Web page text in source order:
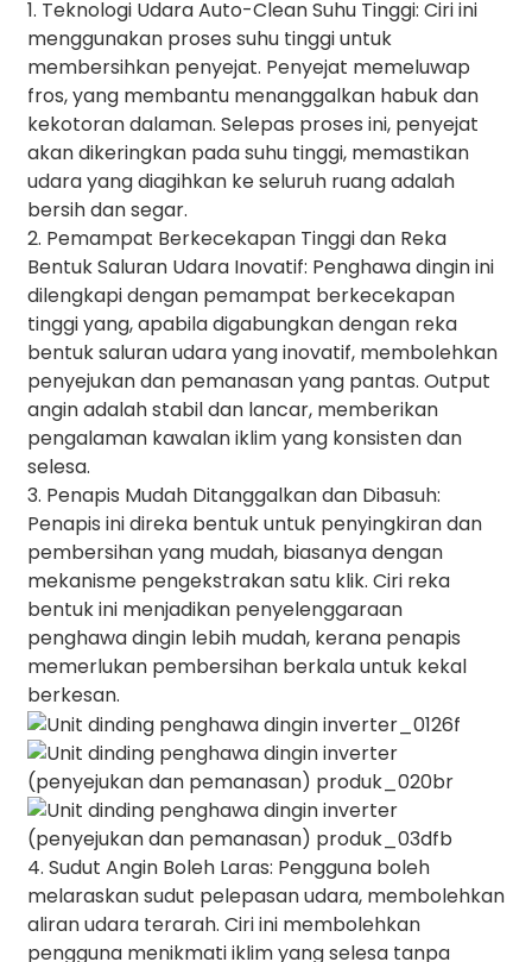
1. Teknologi Udara Auto-Clean Suhu Tinggi: Ciri ini
menggunakan proses suhu tinggi untuk
membersihkan penyejat. Penyejat memeluwap
fros, yang membantu menanggalkan habuk dan
kekotoran dalaman. Selepas proses ini, penyejat
akan dikeringkan pada suhu tinggi, memastikan
udara yang diagihkan ke seluruh ruang adalah
bersih dan segar.
2. Pemampat Berkecekapan Tinggi dan Reka
Bentuk Saluran Udara Inovatif: Penghawa dingin ini
dilengkapi dengan pemampat berkecekapan
tinggi yang, apabila digabungkan dengan reka
bentuk saluran udara yang inovatif, membolehkan
penyejukan dan pemanasan yang pantas. Output
angin adalah stabil dan lancar, memberikan
pengalaman kawalan iklim yang konsisten dan
selesa.
3. Penapis Mudah Ditanggalkan dan Dibasuh:
Penapis ini direka bentuk untuk penyingkiran dan
pembersihan yang mudah, biasanya dengan
mekanisme pengekstrakan satu klik. Ciri reka
bentuk ini menjadikan penyelenggaraan
penghawa dingin lebih mudah, kerana penapis
memerlukan pembersihan berkala untuk kekal
berkesan.
4. Sudut Angin Boleh Laras: Pengguna boleh
melaraskan sudut pelepasan udara, membolehkan
aliran udara terarah. Ciri ini membolehkan
pengguna menikmati iklim yang selesa tanpa